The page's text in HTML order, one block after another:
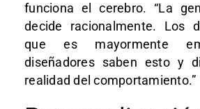
funciona el cerebro. “La
decide racionalmente. Los
que es mayormente
diseñadores saben esto y
realidad del comportamiento.”